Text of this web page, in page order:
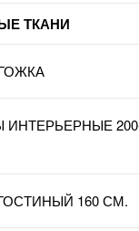
ТКАНИ
ИНТЕРЬЕРНЫЕ
160 СМ.